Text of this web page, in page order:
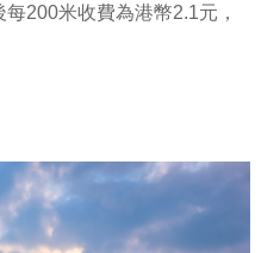
200米收費為港幣2.1元，